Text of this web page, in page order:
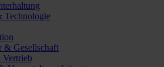
Technologie
& Gesellschaft